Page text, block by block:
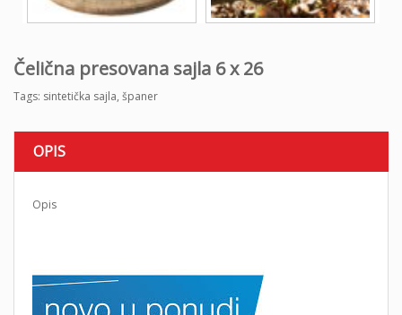
Čelična presovana sajla 6 x 26
Tags: sintetička sajla, španer
OPIS
Opis